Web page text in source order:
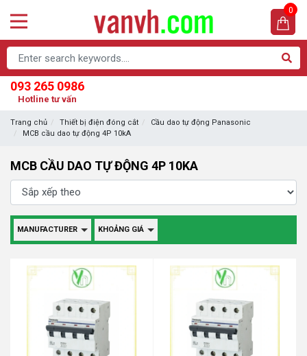
093 265 0986
Hotline tư vấn
0
Trang chủ Thiết bị điện đóng cắt
Cầu dao tự động Panasonic
MCB cầu dao tự động 4P 10kA
MCB CẦU DAO TỰ ĐỘNG 4P 10KA
MANUFACTURER KHOẢNG GIÁ